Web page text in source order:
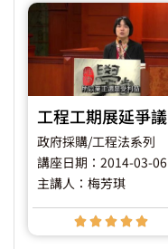
工程工期展延爭議
政府採購/工程法系列
講座日期：2014-03-06
主講人：梅芳琪
    